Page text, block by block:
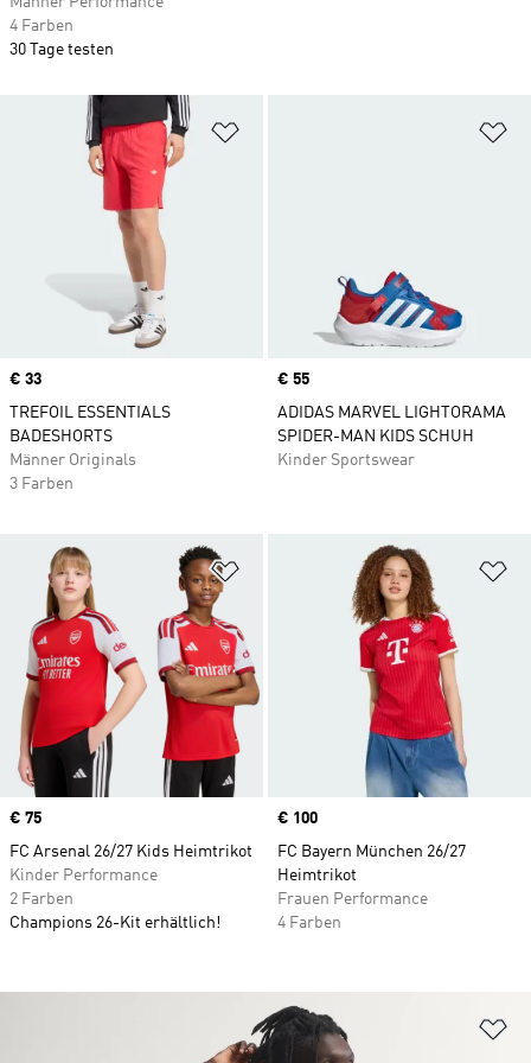
Price
€ 33
TREFOIL ESSENTIALS
BADESHORTS
Männer Originals
3 Farben
Price
€ 55
ADIDAS MARVEL LIGHTORAMA
SPIDER-MAN KIDS SCHUH
Kinder Sportswear
Zur Wunschliste hinzufügen
Price
€ 75
FC Arsenal 26/27 Kids Heimtrikot
Kinder Performance
2 Farben
Champions 26-Kit erhältlich!
Price
€ 100
FC Bayern München 26/27
Heimtrikot
Frauen Performance
4 Farben
4 Farben
30 Tage testen